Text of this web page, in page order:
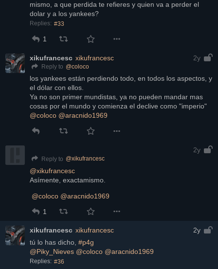
mismo, a que perdida te refieres y quien va a perder el
dolar y a los yankees?
Replies: #33
1
xikufrancesc xikufrancesc 2y
Reply to @coloco
los yankees están perdiendo todo, en todos los aspectos, y
el dólar con ellos.
Ya no son primer mundistas, ya no pueden mandar mas
cosas por el mundo y comienza el declive como "imperio"
@coloco @aracnido1969
2y
Reply to @xikufrancesc
@xikufrancesc
Asímente, exactamismo.
@coloco @aracnido1969
1
xikufrancesc xikufrancesc
2y
tú lo has dicho, #p4g
@Piky_Nieves @coloco @aracnido1969
Replies: #36